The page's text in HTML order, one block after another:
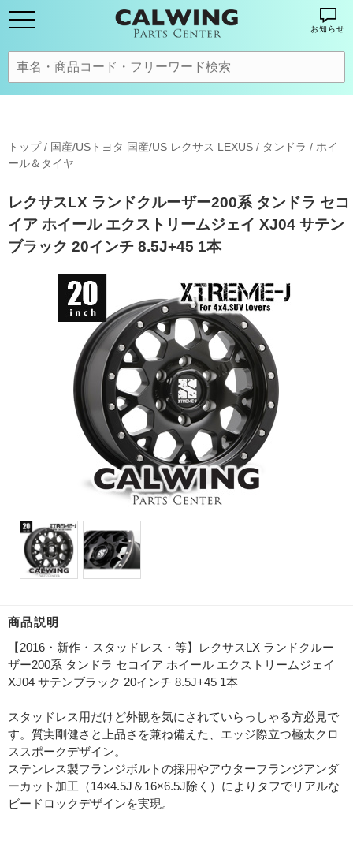
お知らせ
トップ/ 国産/USトヨタ 国産/US レクサス LEXUS / タンドラ / ホイ
ール＆タイヤ
レクサスLX ランドクルーザー200系 タンドラ セコ
イア ホイール エクストリームジェイ XJ04 サテン
ブラック 20インチ 8.5J+45 1本
商品説明
【2016・新作・スタッドレス・等】レクサスLX ランドクルー
ザー200系 タンドラ セコイア ホイール エクストリームジェイ
XJ04 サテンブラック 20インチ 8.5J+45 1本
スタッドレス用だけど外観を気にされていらっしゃる方必見で
す。質実剛健さと上品さを兼ね備えた、エッジ際立つ極太クロ
ススポークデザイン。
ステンレス製フランジボルトの採用やアウターフランジアンダ
ーカット加工（14×4.5J＆16×6.5J除く）によりタフでリアルな
ビードロックデザインを実現。